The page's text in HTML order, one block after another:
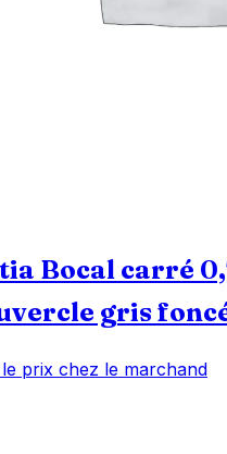
Bocal carré
gris
prix chez le marchand